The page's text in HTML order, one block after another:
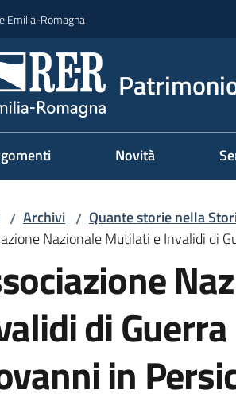
Emilia-Romagna
Novità
/ Archivi / Quante storie nella
Nazionale Mutilati e Invalidi di
di
in